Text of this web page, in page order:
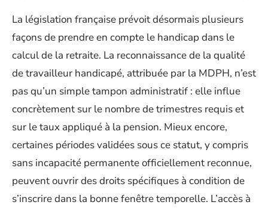
La législation française prévoit désormais plusieurs
façons de prendre en compte le handicap dans le
calcul de la retraite. La reconnaissance de la qualité
de travailleur handicapé, attribuée par la MDPH, n’est
pas qu’un simple tampon administratif : elle influe
concrètement sur le nombre de trimestres requis et
sur le taux appliqué à la pension. Mieux encore,
certaines périodes validées sous ce statut, y compris
sans incapacité permanente officiellement reconnue,
peuvent ouvrir des droits spécifiques à condition de
s’inscrire dans la bonne fenêtre temporelle. L’accès à